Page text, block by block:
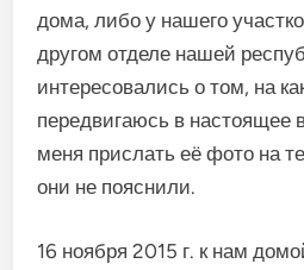
дома, либо у нашего
другом отделе нашей
интересовались о том, на
передвигаюсь в настоящее
меня прислать её фото на
они не пояснили.
16 ноября 2015 г. к нам